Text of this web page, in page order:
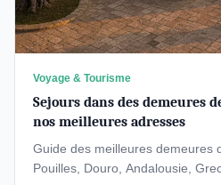
Voyage & Tourisme
Sejours dans des demeures
nos meilleures adresses
Guide des meilleures demeures
Pouilles, Douro, Andalousie,